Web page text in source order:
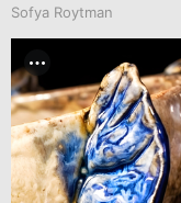
Sofya Roytman